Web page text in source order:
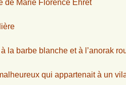
de Marie Florence Ehret
la barbe blanche et à l’anorak
qui appartenait à un